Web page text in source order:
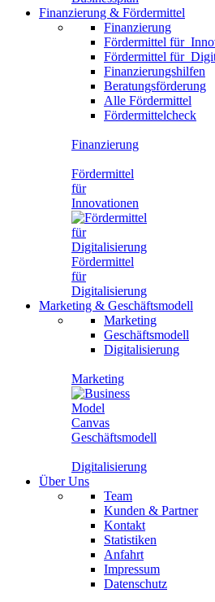
Finanzierung & Fördermittel
Finanzierung
Fördermittel für
Fördermittel für
Finanzierungshilfen
Beratungsförderung
Alle Fördermittel
Fördermittelcheck
Finanzierung
Fördermittel
für
Innovationen
Fördermittel
für
Digitalisierung
Marketing & Geschäftsmodell
Marketing
Geschäftsmodell
Digitalisierung
Marketing
Geschäftsmodell
Digitalisierung
Über Uns
Team
Kunden & Partner
Kontakt
Statistiken
Anfahrt
Impressum
Datenschutz